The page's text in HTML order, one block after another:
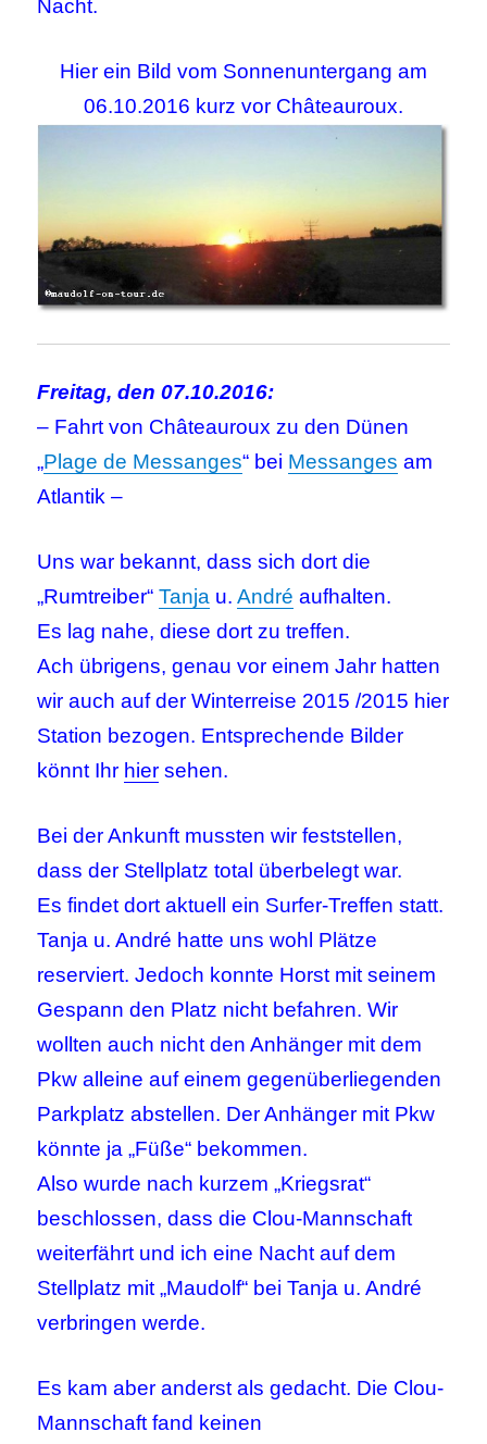
Nacht.
Hier ein Bild vom Sonnenuntergang am
06.10.2016 kurz vor Châteauroux.
Freitag, den 07.10.2016:
– Fahrt von Châteauroux zu den Dünen
„Plage de Messanges“ bei Messanges am
Atlantik –
Uns war bekannt, dass sich dort die
„Rumtreiber“Tanja u.André aufhalten.
Es lag nahe, diese dort zu treffen.
Ach übrigens, genau vor einem Jahr hatten
wir auch auf der Winterreise 2015 /2015 hier
Station bezogen. Entsprechende Bilder
könnt Ihr hier sehen.
Bei der Ankunft mussten wir feststellen,
dass der Stellplatz total überbelegt war.
Es findet dort aktuell ein Surfer-Treffen statt.
Tanja u. André hatte uns wohl Plätze
reserviert. Jedoch konnte Horst mit seinem
Gespann den Platz nicht befahren. Wir
wollten auch nicht den Anhänger mit dem
Pkw alleine auf einem gegenüberliegenden
Parkplatz abstellen. Der Anhänger mit Pkw
könnte ja „Füße“ bekommen.
Also wurde nach kurzem „Kriegsrat“
beschlossen, dass die Clou-Mannschaft
weiterfährt und ich eine Nacht auf dem
Stellplatz mit „Maudolf“ bei Tanja u. André
verbringen werde.
Es kam aber anderst als gedacht. Die Clou-
Mannschaft fand keinen